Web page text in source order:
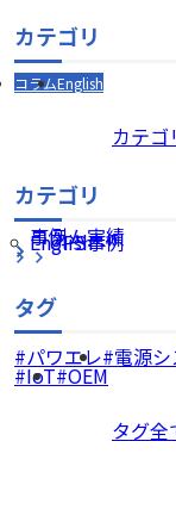
カテゴリ
コラムEnglish
カテゴ
カテゴリ
コラム
事例・実績
UPS事例
English
タグ
パワエレ 電源
IoT OEM
タグ全